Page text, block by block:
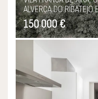
ALVERCA DO RIBATEJO
150 000 €